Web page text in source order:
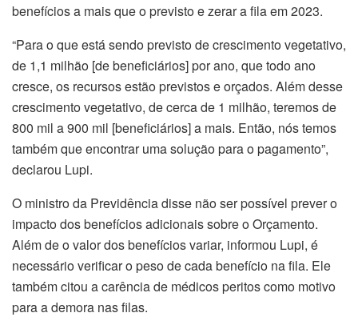
benefícios a mais que o previsto e zerar a fila em 2023.
“Para o que está sendo previsto de crescimento vegetativo,
de 1,1 milhão [de beneficiários] por ano, que todo ano
cresce, os recursos estão previstos e orçados. Além desse
crescimento vegetativo, de cerca de 1 milhão, teremos de
800 mil a 900 mil [beneficiários] a mais. Então, nós temos
também que encontrar uma solução para o pagamento”,
declarou Lupi.
O ministro da Previdência disse não ser possível prever o
impacto dos benefícios adicionais sobre o Orçamento.
Além de o valor dos benefícios variar, informou Lupi, é
necessário verificar o peso de cada benefício na fila. Ele
também citou a carência de médicos peritos como motivo
para a demora nas filas.